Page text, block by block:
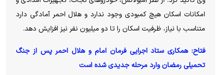
امکانات اسکان هیچ کمبودی وجود ندارد و هلال احمر آمادگی دارد
متناسب با نیاز، ظرفیت اسکان را تا دو میلیون نفر نیز افزایش دهد.
فتاح: همکاری ستاد اجرایی فرمان امام و هلال احمر پس از جنگ
تحمیلی رمضان وارد مرحله جدیدی شده است